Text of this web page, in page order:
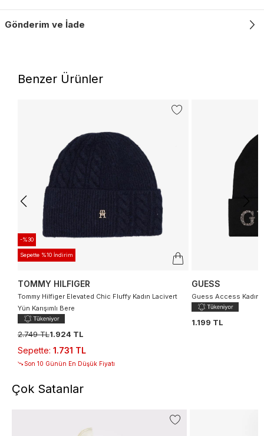
Gönderim ve İade
Benzer Ürünler
-%30
Sepette %10 İndirim
TOMMY HILFIGER
Tommy Hilfiger Elevated Chic Fluffy Kadın Lacivert
Yün Karışımlı Bere
2.749 TL1.924 TL
Sepette: 1.731 TL
Son 10 Günün En Düşük Fiyatı
GUESS
Guess Access Kadın
1.199 TL
Çok Satanlar